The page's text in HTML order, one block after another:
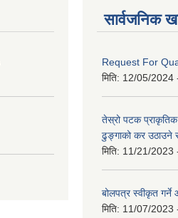
सार्वजनिक
Request For
मिति: 12/05/2024
तेस्रो पटक प्राकृतिक
ढुङ्गाको कर उठाउने
मिति: 11/21/2023
बोलपत्र स्वीकृत
मिति: 11/07/2023